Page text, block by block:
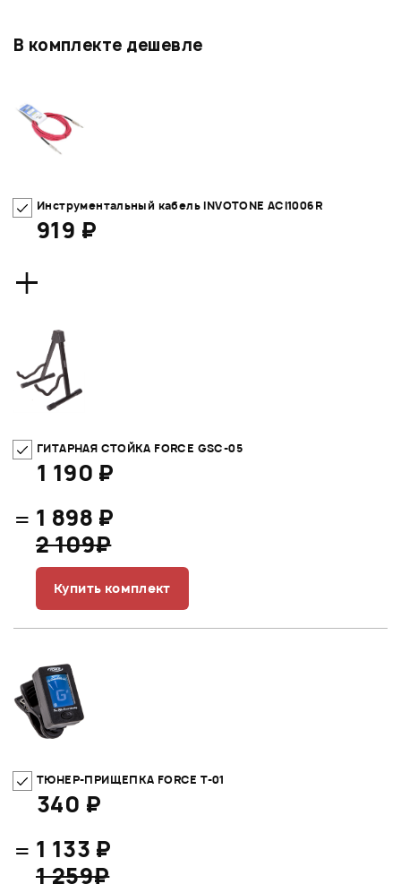
В комплекте дешевле
Инструментальный кабель INVOTONE ACI1006R
919 ₽
+
ГИТАРНАЯ СТОЙКА FORCE GSC-05
1 190 ₽
= 1 898 ₽
2 109₽
Купить комплект
ТЮНЕР-ПРИЩЕПКА FORCE T-01
340 ₽
= 1 133 ₽
1 259₽